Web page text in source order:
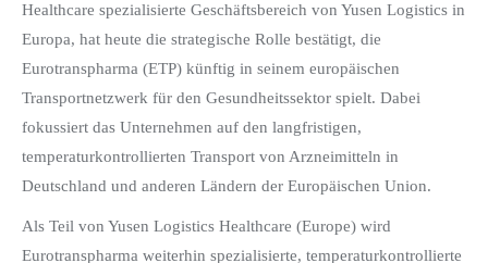
Healthcare spezialisierte Geschäftsbereich von Yusen Logistics in
Europa, hat heute die strategische Rolle bestätigt, die
Eurotranspharma (ETP) künftig in seinem europäischen
Transportnetzwerk für den Gesundheitssektor spielt. Dabei
fokussiert das Unternehmen auf den langfristigen,
temperaturkontrollierten Transport von Arzneimitteln in
Deutschland und anderen Ländern der Europäischen Union.
Als Teil von Yusen Logistics Healthcare (Europe) wird
Eurotranspharma weiterhin spezialisierte, temperaturkontrollierte